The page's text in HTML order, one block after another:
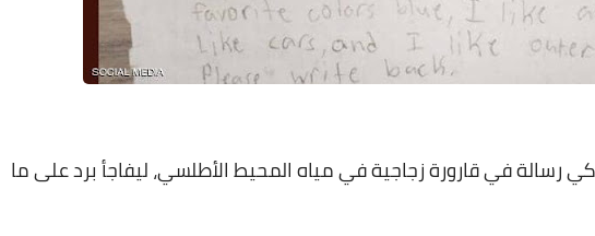
أميركي رسالة في قارورة زجاجية في مياه المحيط الأطلسي، ليفاجأ برد على ما